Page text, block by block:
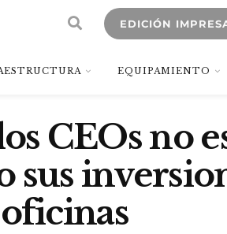
EDICIÓN
EQUIPAMIENTO
CEOs no
sus